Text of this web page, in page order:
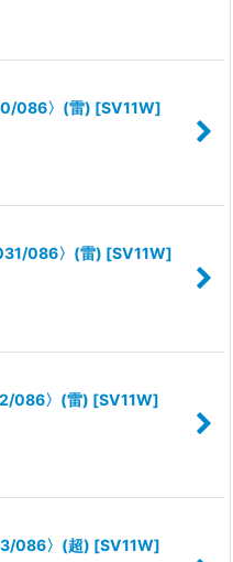
086〉(雷) [SV11W]
086〉(雷) [SV11W]
086〉(雷) [SV11W]
086〉(超) [SV11W]